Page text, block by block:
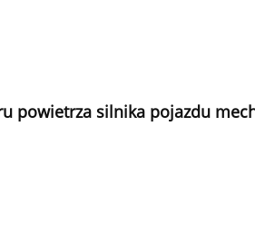
powietrza silnika pojazdu